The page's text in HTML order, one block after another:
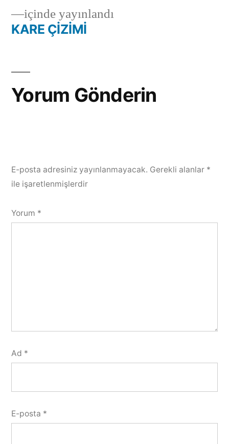
Yazı
içinde yayınlandı
KARE ÇİZİMİ
Yorum Gönderin
E-posta adresiniz yayınlanmayacak. Gerekli alanlar *
ile işaretlenmişlerdir
Yorum *
Ad *
E-posta *